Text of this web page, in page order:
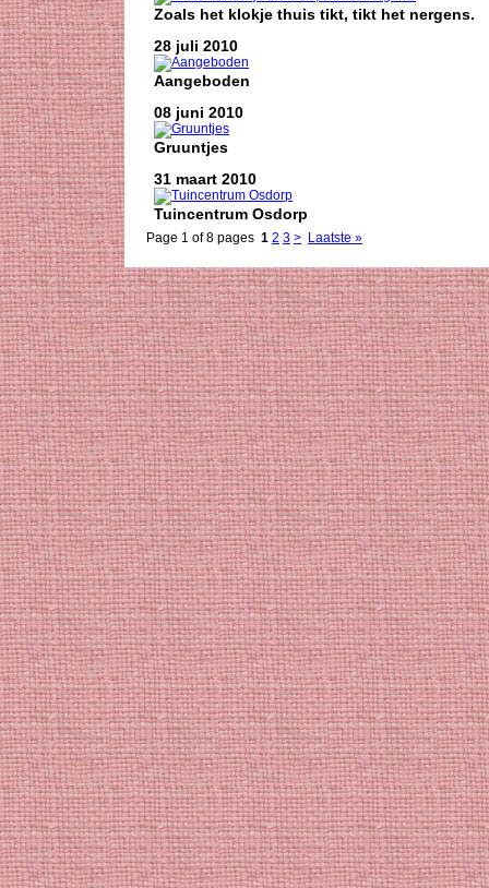
Zoals het klokje thuis tikt, tikt het nergens.
28 juli 2010
Aangeboden
08 juni 2010
Gruuntjes
31 maart 2010
Tuincentrum Osdorp
Page 1 of 8 pages 1 2 3 > Laatste »